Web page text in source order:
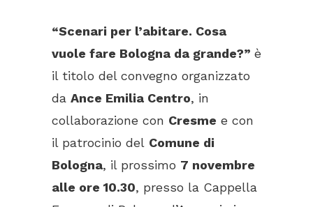
“Scenari per l’abitare. Cosa
vuole fare Bologna da grande?” è
il titolo del convegno organizzato
da Ance Emilia Centro, in
collaborazione con Cresme e con
il patrocinio del Comune di
Bologna, il prossimo 7 novembre
alle ore 10.30, presso la Cappella